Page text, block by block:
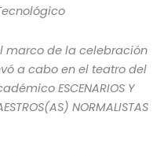
marco de la celebración
a cabo en el teatro del
ESCENARIOS Y
NORMALISTAS